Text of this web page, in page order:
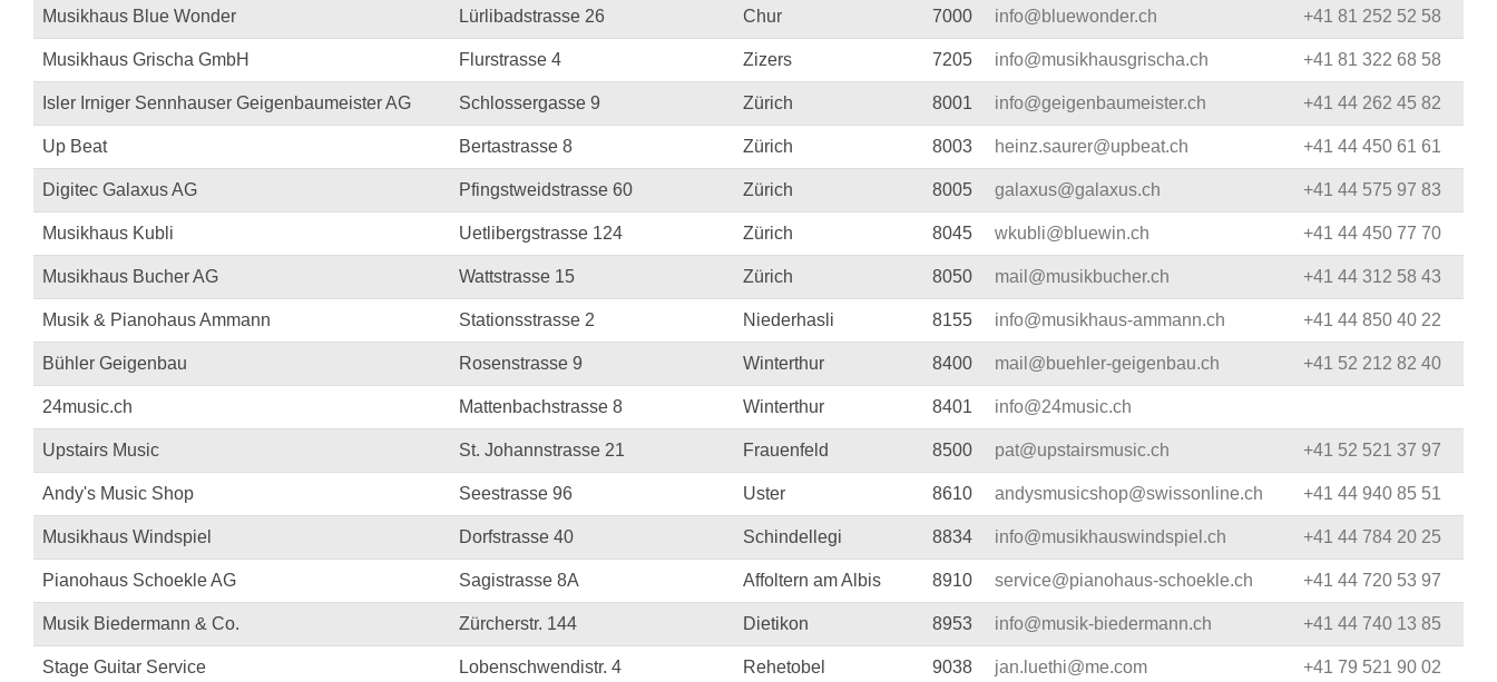
Musikhaus Blue Wonder Lürlibadstrasse 26 Chur 7000 info@bluewonder.ch +41 81 252 52 58
Musikhaus Grischa GmbH Flurstrasse 4 Zizers 7205 info@musikhausgrischa.ch +41 81 322 68 58
Isler Irniger Sennhauser Geigenbaumeister AG Schlossergasse 9 Zürich 8001 info@geigenbaumeister.ch +41 44 262 45 82
Up Beat Bertastrasse 8 Zürich 8003 heinz.saurer@upbeat.ch +41 44 450 61 61
Digitec Galaxus AG Pfingstweidstrasse 60 Zürich 8005 galaxus@galaxus.ch +41 44 575 97 83
Musikhaus Kubli Uetlibergstrasse 124 Zürich 8045 wkubli@bluewin.ch +41 44 450 77 70
Musikhaus Bucher AG Wattstrasse 15 Zürich 8050 mail@musikbucher.ch +41 44 312 58 43
Musik & Pianohaus Ammann Stationsstrasse 2 Niederhasli 8155 info@musikhaus-ammann.ch +41 44 850 40 22
Bühler Geigenbau Rosenstrasse 9 Winterthur 8400 mail@buehler-geigenbau.ch +41 52 212 82 40
24music.ch Mattenbachstrasse 8 Winterthur 8401 info@24music.ch
Upstairs Music St. Johannstrasse 21 Frauenfeld 8500 pat@upstairsmusic.ch +41 52 521 37 97
Andy's Music Shop Seestrasse 96 Uster 8610 andysmusicshop@swissonline.ch +41 44 940 85 51
Musikhaus Windspiel Dorfstrasse 40 Schindellegi 8834 info@musikhauswindspiel.ch +41 44 784 20 25
Pianohaus Schoekle AG Sagistrasse 8A Affoltern am Albis 8910 service@pianohaus-schoekle.ch +41 44 720 53 97
Musik Biedermann & Co. Zürcherstr. 144 Dietikon 8953 info@musik-biedermann.ch +41 44 740 13 85
Stage Guitar Service Lobenschwendistr. 4 Rehetobel 9038 jan.luethi@me.com +41 79 521 90 02